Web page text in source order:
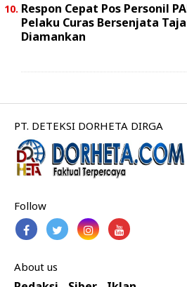
Respon Cepat Pos Personil
Pelaku Curas Bersenjata
Diamankan
PT. DETEKSI DORHETA DIRGA
Follow
About us